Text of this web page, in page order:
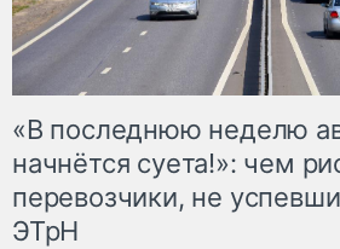
«В последнюю неделю
начнётся суета!»: чем
перевозчики, не
ЭТрН